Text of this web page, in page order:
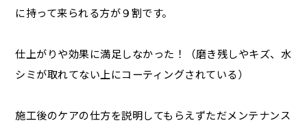
に持って来られる方が９割です。
仕上がりや効果に満足しなかった！（磨き残しやキズ、水
シミが取れてない上にコーティングされている）
施工後のケアの仕方を説明してもらえずただメンテナンス